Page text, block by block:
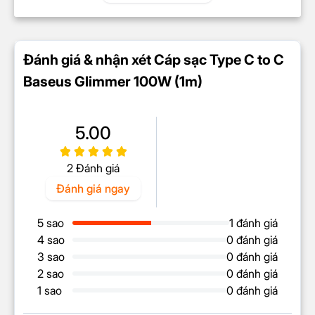
hiệu quả công việc.
Chất liệu bền bỉ chống
đứt gãy, thiết kế trẻ trung
Đánh giá & nhận xét Cáp sạc Type C to C
Baseus Glimmer 100W (1m)
5.00
2 Đánh giá
Đánh giá ngay
5 sao
1 đánh giá
4 sao
0 đánh giá
3 sao
0 đánh giá
2 sao
0 đánh giá
1 sao
0 đánh giá